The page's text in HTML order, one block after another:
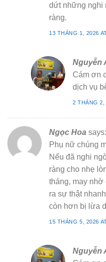
dứt những nghi
ràng.
13 THÁNG 1, 2026
Nguyễn
Cám ơn
dịch vụ
2 THÁNG 2,
Ngọc Hoa says:
Phụ nữ chúng
Nếu đã nghi
ràng cho nhẹ
tháng, may nhờ
ra sự thật
còn hơn bị lừa
15 THÁNG 5, 2026
Nguyễn